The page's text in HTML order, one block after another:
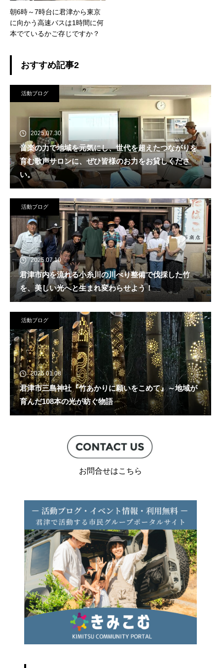
朝6時～7時台に君津から東京
に向かう高速バスは1時間に何
本でているかご存じですか？
おすすめ記事2
活動ブログ
2025.07.30
音楽の力で地域を元気にし、世代を超えたつながりを
育む歌声サロンに、ぜひ皆様のお力をお貸しくださ
い。
活動ブログ
2025.07.10
君津市内を流れる小糸川の川べり整備で伐採した竹
を、美しい光へと生まれ変わらせよう！
活動ブログ
2025.01.08
君津市三島神社『竹あかりに願いをこめて』～地域が
育んだ108本の光が紡ぐ物語
お問合せはこちら